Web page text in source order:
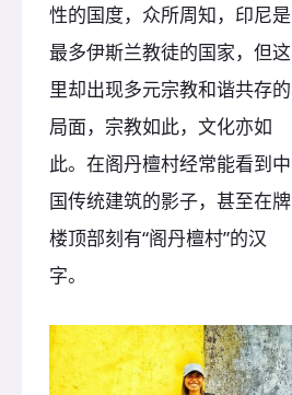
性的国度，众所周知，印尼是
最多伊斯兰教徒的国家，但这
里却出现多元宗教和谐共存的
局面，宗教如此，文化亦如
此。在阁丹檀村经常能看到中
国传统建筑的影子，甚至在牌
楼顶部刻有“阁丹檀村”的汉
字。